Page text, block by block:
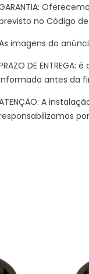
no Código
imagens do
DE
antes da
A